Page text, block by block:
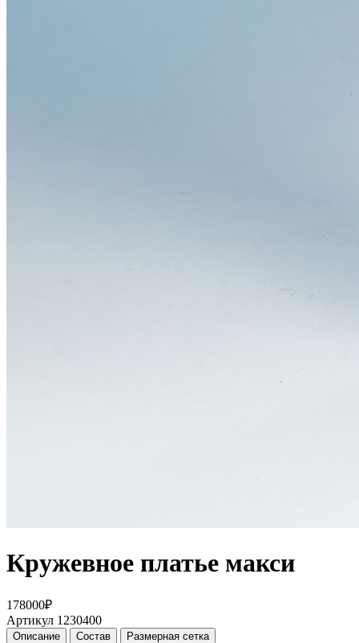
Кружевное платье макси
178000₽
Артикул 1230400
Описание Состав Размерная сетка